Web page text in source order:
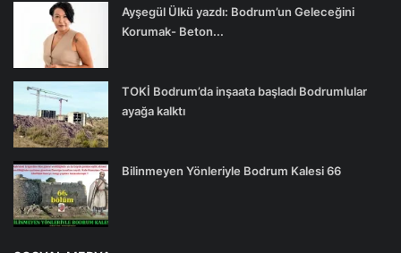
Ayşegül Ülkü yazdı: Bodrum’un Geleceğini
Korumak- Beton...
TOKİ Bodrum’da inşaata başladı Bodrumlular
ayağa kalktı
Bilinmeyen Yönleriyle Bodrum Kalesi 66